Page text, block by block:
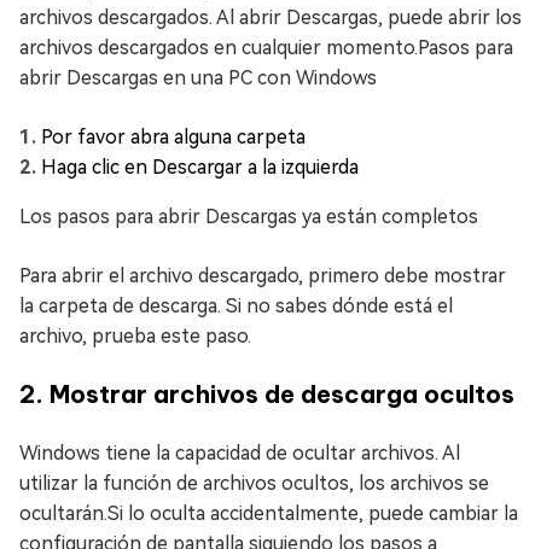
archivos descargados. Al abrir Descargas, puede abrir los
archivos descargados en cualquier momento.Pasos para
abrir Descargas en una PC con Windows
Por favor abra alguna carpeta
Haga clic en Descargar a la izquierda
Los pasos para abrir Descargas ya están completos
Para abrir el archivo descargado, primero debe mostrar
la carpeta de descarga. Si no sabes dónde está el
archivo, prueba este paso.
2. Mostrar archivos de descarga ocultos
Windows tiene la capacidad de ocultar archivos. Al
utilizar la función de archivos ocultos, los archivos se
ocultarán.Si lo oculta accidentalmente, puede cambiar la
configuración de pantalla siguiendo los pasos a